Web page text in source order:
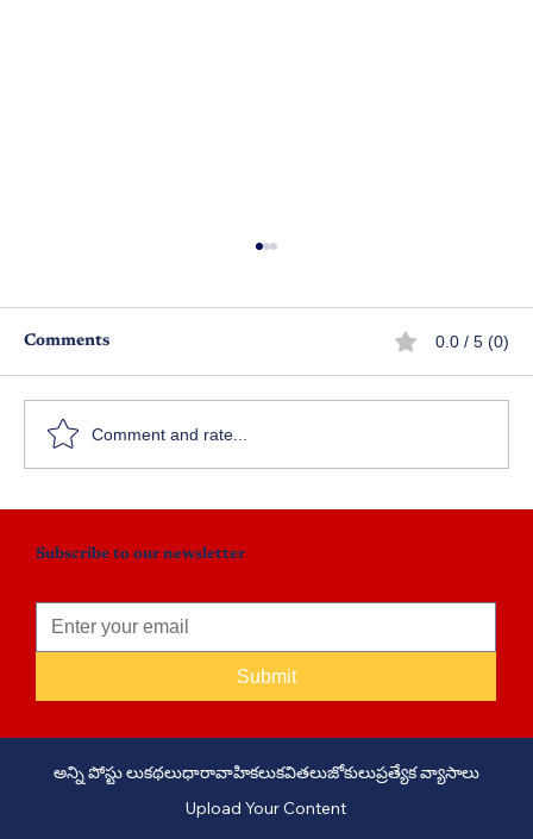
Comments 0.0 / 5 (0)
Comment and rate...
Subscribe to our newsletter
Submit
అన్ని పోస్టు లుకథలుధారావాహికలుకవితలుజోకులుప్రత్యేక వ్యాసాలు
Upload Your Content